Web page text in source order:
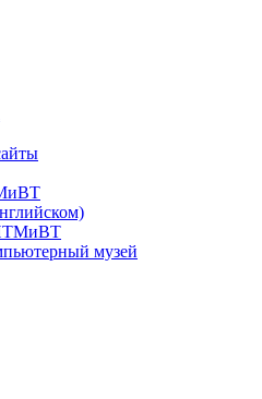
музей